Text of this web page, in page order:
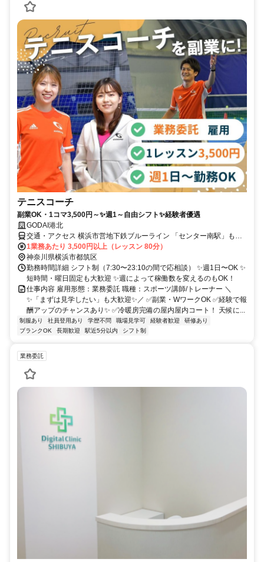
テニスコーチ
副業OK・1コマ3,500円～✨週1～自由シフト✨経験者優遇
GODAI港北
交通・アクセス 横浜市営地下鉄ブルーライン 「センター南駅」もし
くは「センター北駅」から徒歩8分
1業務あたり 3,500円以上（レッスン 80分）
神奈川県横浜市都筑区
勤務時間詳細 シフト制（7:30〜23:10の間で応相談） ✨週1日〜OK ✨
短時間・曜日固定も大歓迎 ✨週によって稼働数を変えるのもOK！
仕事内容 雇用形態：業務委託 職種：スポーツ講師/トレーナー ＼
✨「まずは見学したい」も大歓迎✨／ ✅副業・WワークOK ✅経験で報
酬アップのチャンスあり✨ ✅冷暖房完備の屋内屋内コート！ 天候に...
制服あり 社員登用あり 学歴不問 職場見学可 経験者歓迎
研修あり
ブランクOK
長期歓迎 駅近5分以内 シフト制
業務委託